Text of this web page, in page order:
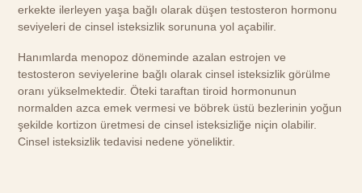
erkekte ilerleyen yaşa bağlı olarak düşen testosteron hormonu
seviyeleri de cinsel isteksizlik sorununa yol açabilir.
Hanımlarda menopoz döneminde azalan estrojen ve
testosteron seviyelerine bağlı olarak cinsel isteksizlik görülme
oranı yükselmektedir. Öteki taraftan tiroid hormonunun
normalden azca emek vermesi ve böbrek üstü bezlerinin yoğun
şekilde kortizon üretmesi de cinsel isteksizliğe niçin olabilir.
Cinsel isteksizlik tedavisi nedene yöneliktir.